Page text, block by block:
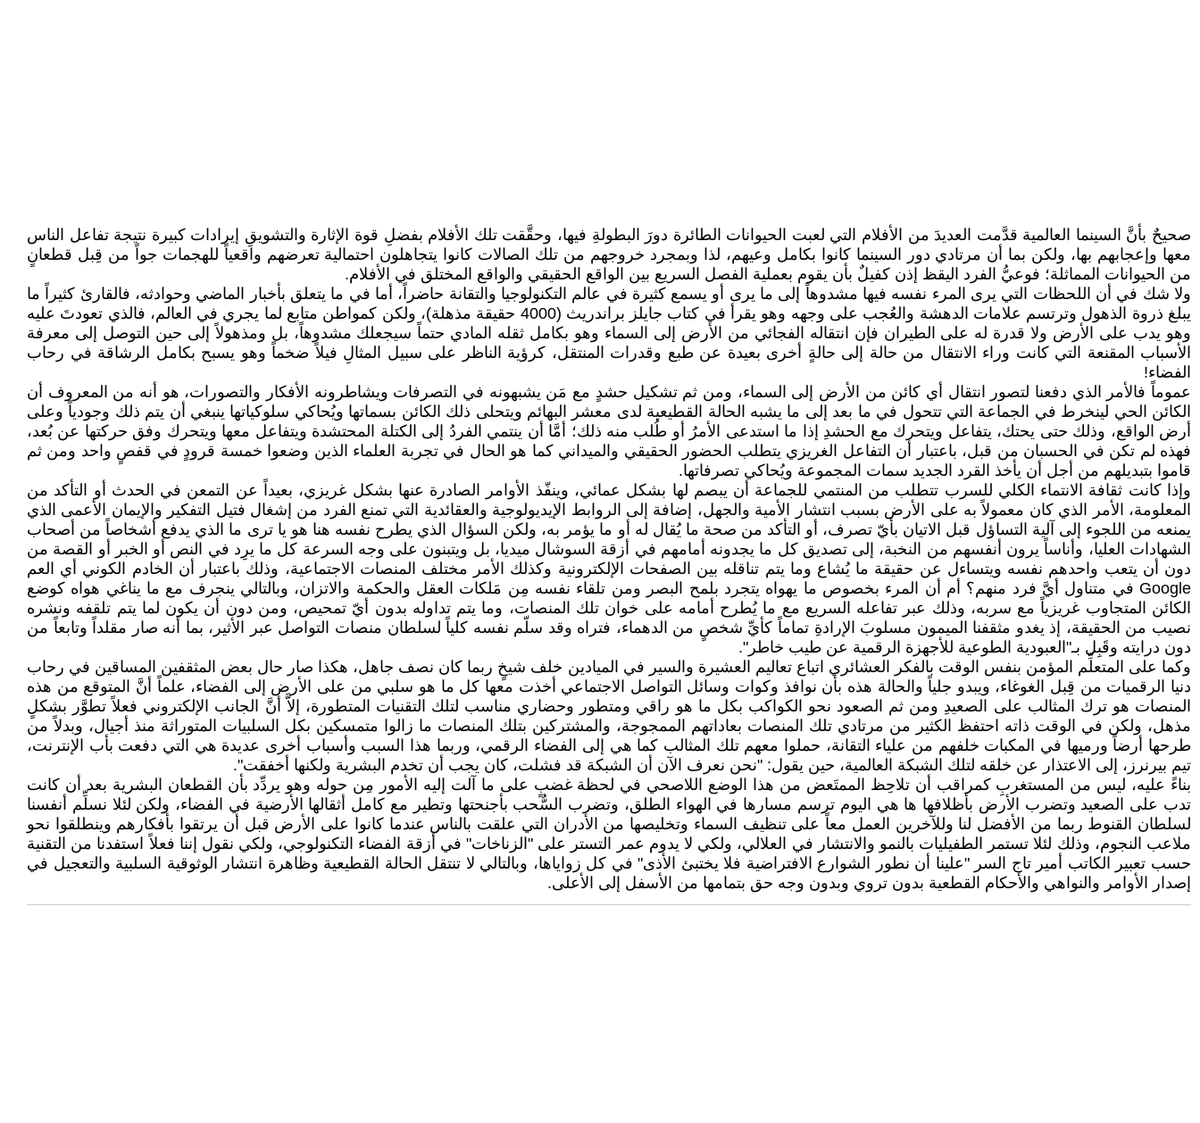
صحيحٌ بأنَّ السينما العالمية قدَّمت العديدَ من الأفلام التي لعبت الحيوانات الطائرة دورَ البطولةِ فيها، وحقَّقت تلك الأفلام بفضلِ قوة الإثارة والتشويقِ إيرادات كبيرة نتيجة تفاعل الناس
معها وإعجابهم بها، ولكن بما أن مرتادي دور السينما كانوا بكامل وعيهم، لذا وبمجرد خروجهم من تلك الصالات كانوا يتجاهلون احتمالية تعرضهم واقعياً للهجمات جواً من قِبل قطعانٍ
من الحيوانات المماثلة؛ فوعيُّ الفرد اليقظ إذن كفيلٌ بأن يقوم بعملية الفصل السريع بين الواقع الحقيقي والواقع المختلق في الأفلام.
ولا شك في أن اللحظات التي يرى المرء نفسه فيها مشدوهاً إلى ما يرى أو يسمع كثيرة في عالم التكنولوجيا والتقانة حاضراً، أما في ما يتعلق بأخبار الماضي وحوادثه، فالقارئ كثيراً ما
يبلغ ذروة الذهول وترتسم علامات الدهشة والعُجب على وجهه وهو يقرأ في كتاب جايلز براندريث (4000 حقيقة مذهلة)، ولكن كمواطن متابع لما يجري في العالم، فالذي تعودتَ عليه
وهو يدب على الأرض ولا قدرة له على الطيران فإن انتقاله الفجائي من الأرض إلى السماء وهو بكامل ثقله المادي حتماً سيجعلك مشدوهاً، بل ومذهولاً إلى حين التوصل إلى معرفة
الأسباب المقنعة التي كانت وراء الانتقال من حالة إلى حالةٍ أخرى بعيدة عن طبع وقدرات المنتقل، كرؤية الناظر على سبيل المثالِ فيلاً ضخماً وهو يسبح بكامل الرشاقة في رحاب
الفضاء!
عموماً فالأمر الذي دفعنا لتصور انتقال أي كائن من الأرض إلى السماء، ومن ثم تشكيل حشدٍ مع مَن يشبهونه في التصرفات ويشاطرونه الأفكار والتصورات، هو أنه من المعروف أن
الكائن الحي لينخرط في الجماعة التي تتحول في ما بعد إلى ما يشبه الحالة القطيعية لدى معشر البهائم ويتحلى ذلك الكائن بسماتها ويُحاكي سلوكياتها ينبغي أن يتم ذلك وجودياً وعلى
أرض الواقع، وذلك حتى يحتك، يتفاعل ويتحرك مع الحشدِ إذا ما استدعى الأمرُ أو طُلب منه ذلك؛ أمَّا أن ينتمي الفردُ إلى الكتلة المحتشدة ويتفاعل معها ويتحرك وفق حركتها عن بُعد،
فهذه لم تكن في الحسبان من قبل، باعتبار أن التفاعل الغريزي يتطلب الحضور الحقيقي والميداني كما هو الحال في تجربة العلماء الذين وضعوا خمسة قرودٍ في قفصٍ واحد ومن ثم
قاموا بتبديلهم من أجل أن يأخذ القرد الجديد سمات المجموعة ويُحاكي تصرفاتها.
وإذا كانت ثقافة الانتماء الكلي للسرب تتطلب من المنتمي للجماعة أن يبصم لها بشكل عمائي، وينفّذ الأوامر الصادرة عنها بشكل غريزي، بعيداً عن التمعن في الحدث أو التأكد من
المعلومة، الأمر الذي كان معمولاً به على الأرض بسبب انتشار الأمية والجهل، إضافة إلى الروابط الإيديولوجية والعقائدية التي تمنع الفرد من إشغال فتيل التفكير والإيمان الأعمى الذي
يمنعه من اللجوء إلى آلية التساؤل قبل الاتيان بأيّ تصرف، أو التأكد من صحة ما يُقال له أو ما يؤمر به، ولكن السؤال الذي يطرح نفسه هنا هو يا ترى ما الذي يدفع أشخاصاً من أصحاب
الشهادات العليا، وأناساً يرون أنفسهم من النخبة، إلى تصديق كل ما يجدونه أمامهم في أزقة السوشال ميديا، بل ويتبنون على وجه السرعة كل ما يرِد في النص أو الخبر أو القصة من
دون أن يتعب واحدهم نفسه ويتساءل عن حقيقة ما يُشاع وما يتم تناقله بين الصفحات الإلكترونية وكذلك الأمر مختلف المنصات الاجتماعية، وذلك باعتبار أن الخادم الكوني أي العم
Google في متناول أيَّ فرد منهم؟ أم أن المرء بخصوص ما يهواه يتجرد بلمح البصر ومن تلقاء نفسه مِن مَلكات العقل والحكمة والاتزان، وبالتالي ينجرف مع ما يناغي هواه كوضع
الكائن المتجاوب غريزياً مع سربه، وذلك عبر تفاعله السريع مع ما يُطرح أمامه على خوان تلك المنصات، وما يتم تداوله بدون أيّ تمحيص، ومن دون أن يكون لما يتم تلقفه ونشره
نصيب من الحقيقة، إذ يغدو مثقفنا الميمون مسلوبَ الإرادةِ تماماً كأيِّ شخصٍ من الدهماء، فتراه وقد سلّم نفسه كلياً لسلطان منصات التواصل عبر الأثير، بما أنه صار مقلداً وتابعاً من
دون درايته وقَبِل بـ"العبودية الطوعية للأجهزة الرقمية عن طيب خاطر".
وكما على المتعلِّم المؤمن بنفس الوقت بالفكر العشائري اتباع تعاليم العشيرة والسير في الميادين خلف شيخٍ ربما كان نصف جاهل، هكذا صار حال بعض المثقفين المساقين في رحاب
دنيا الرقميات من قِبل الغوغاء، ويبدو جلياً والحالة هذه بأن نوافذ وكوات وسائل التواصل الاجتماعي أخذت معها كل ما هو سلبي من على الأرض إلى الفضاء، علماً أنَّ المتوقع من هذه
المنصات هو ترك المثالب على الصعيدِ ومن ثم الصعود نحو الكواكب بكل ما هو راقي ومتطور وحضاري مناسب لتلك التقنيات المتطورة، إلاَّ أنَّ الجانب الإلكتروني فعلاً تطوَّر بشكلٍ
مذهل، ولكن في الوقت ذاته احتفظ الكثير من مرتادي تلك المنصات بعاداتهم الممجوجة، والمشتركين بتلك المنصات ما زالوا متمسكين بكل السلبيات المتوراثة منذ أجيال، وبدلاً من
طرحها أرضاً ورميها في المكبات خلفهم من علياء التقانة، حملوا معهم تلك المثالب كما هي إلى الفضاء الرقمي، وربما هذا السبب وأسباب أخرى عديدة هي التي دفعت بأب الإنترنت،
تيم بيرنرز، إلى الاعتذار عن خلقه لتلك الشبكة العالمية، حين يقول: "نحن نعرف الآن أن الشبكة قد فشلت، كان يجب أن تخدم البشرية ولكنها أخفقت".
بناءً عليه، ليس من المستغربِ كمراقب أن تلاحِظ الممتَعض من هذا الوضع اللاصحي في لحظة غضبٍ على ما آلت إليه الأمور مِن حوله وهو يردِّد بأن القطعان البشرية بعد أن كانت
تدب على الصعيد وتضرب الأرض بأظلافها ها هي اليوم ترسم مسارها في الهواء الطلق، وتضرب السُّحب بأجنحتها وتطير مع كامل أثقالها الأرضية في الفضاء، ولكن لئلا نسلِّم أنفسنا
لسلطان القنوط ربما من الأفضل لنا وللآخرين العمل معاً على تنظيف السماء وتخليصها من الأدران التي علقت بالناس عندما كانوا على الأرض قبل أن يرتقوا بأفكارهم وينطلقوا نحو
ملاعب النجوم، وذلك لئلا تستمر الطفيليات بالنمو والانتشار في العلالي، ولكي لا يدوم عمر التستر على "الزناخات" في أزقة الفضاء التكنولوجي، ولكي نقول إننا فعلاً استفدنا من التقنية
حسب تعبير الكاتب أمير تاج السر "علينا أن نطور الشوارع الافتراضية فلا يختبئ الأذى" في كل زواياها، وبالتالي لا تنتقل الحالة القطيعية وظاهرة انتشار الوثوقية السلبية والتعجيل في
إصدار الأوامر والنواهي والأحكام القطعية بدون تروي وبدون وجه حق بتمامها من الأسفل إلى الأعلى.